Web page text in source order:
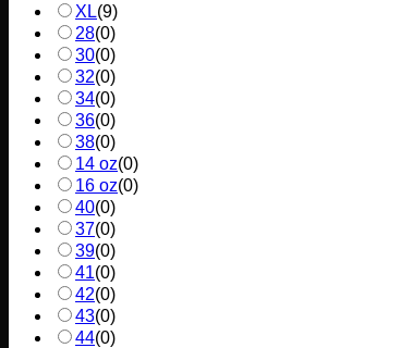
XL(9)
28(0)
30(0)
32(0)
34(0)
36(0)
38(0)
14 oz(0)
16 oz(0)
40(0)
37(0)
39(0)
41(0)
42(0)
43(0)
44(0)